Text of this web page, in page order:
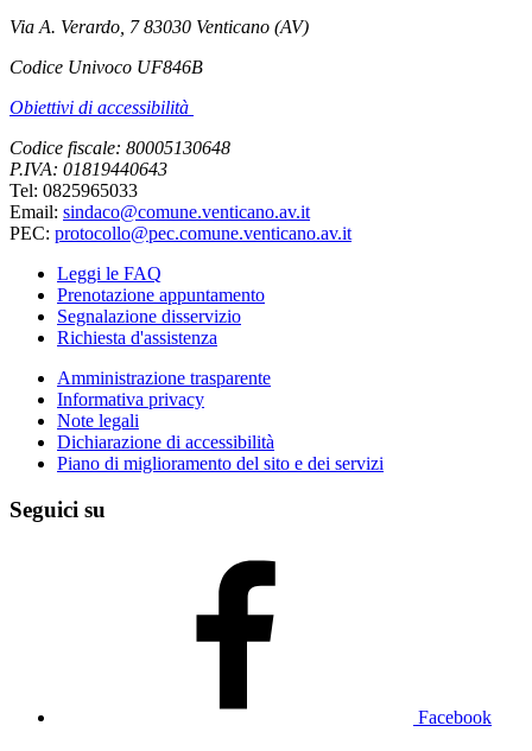
Via A. Verardo, 7 83030 Venticano (AV)
Codice Univoco UF846B
Obiettivi di accessibilità
Codice fiscale: 80005130648
P.IVA: 01819440643
Tel: 0825965033
Email: sindaco@comune.venticano.av.it
PEC: protocollo@pec.comune.venticano.av.it
Leggi le FAQ
Prenotazione appuntamento
Segnalazione disservizio
Richiesta d'assistenza
Amministrazione trasparente
Informativa privacy
Note legali
Dichiarazione di accessibilità
Piano di miglioramento del sito e dei servizi
Seguici su
Facebook